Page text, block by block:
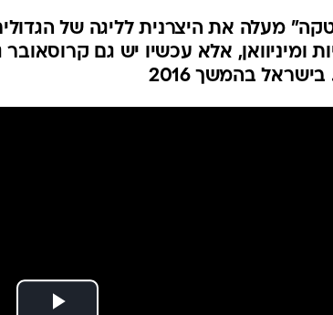
מעלה את היצרנית לליגה של
ומיניוואן, אלא עכשיו יש גם קרוסאובר
בהמשך 2016